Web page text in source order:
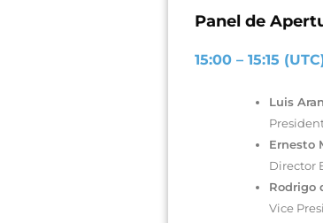
Panel de
15:00 – 15:15
Luis
Ernesto
Director
Rodrigo
Vice